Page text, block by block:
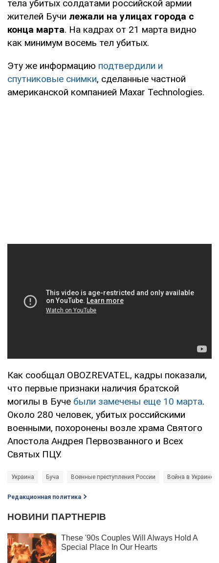
тела убитых солдатами российской армии
жителей Бучи лежали на улицах города с
конца марта. На кадрах от 21 марта видно
как минимум восемь тел убитых.
Эту же информацию подтвердили и
спутниковые снимки, сделанные частной
американской компанией Maxar Technologies.
Как сообщал OBOZREVATEL, кадры показали,
что первые признаки наличия братской
могилы в Буче были замечены еще 10 марта.
Около 280 человек, убитых российскими
военными, похоронены возле храма Святого
Апостола Андрея Первозванного и Всех
Святых ПЦУ.
Украина Буча Военные преступления России Война в Украине
Редакционная политика